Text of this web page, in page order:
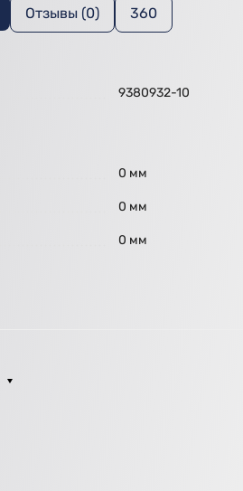
Отзывы (0) 360
9380932-10
0 мм
0 мм
0 мм